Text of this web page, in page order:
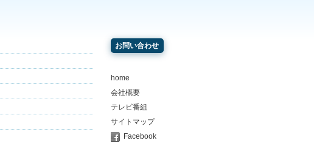
お問い合わせ
home
会社概要
テレビ番組
サイトマップ
Facebook